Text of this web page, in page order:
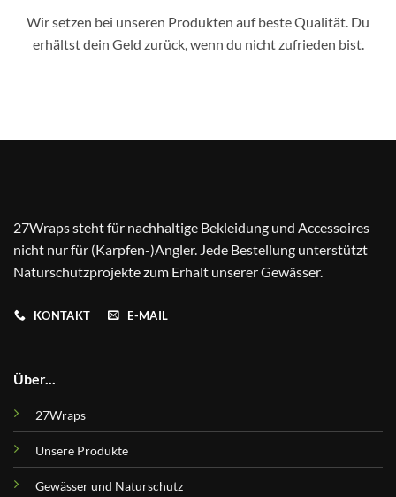
Wir setzen bei unseren Produkten auf beste Qualität. Du
erhältst dein Geld zurück, wenn du nicht zufrieden bist.
27Wraps steht für nachhaltige Bekleidung und Accessoires
nicht nur für (Karpfen-)Angler. Jede Bestellung unterstützt
Naturschutzprojekte zum Erhalt unserer Gewässer.
KONTAKT E-MAIL
Über...
27Wraps
Unsere Produkte
Gewässer und Naturschutz